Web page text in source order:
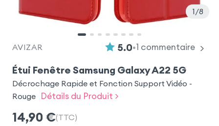
1 8
AVIZAR 5.0•1 commentaire
Étui Fenêtre Samsung Galaxy A22 5G
Décrochage Rapide et Fonction Support Vidéo -
Rouge
Détails du Produit >
14,90 €(TTC)